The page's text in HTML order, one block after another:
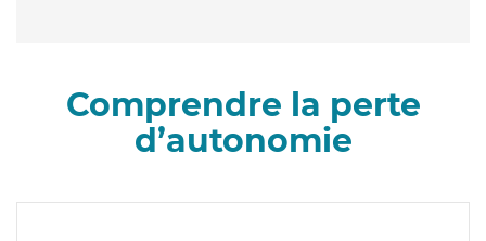
Comprendre la perte
d’autonomie